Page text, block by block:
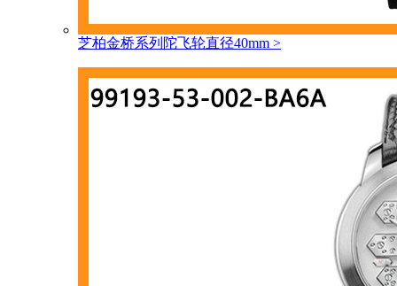
芝柏金桥系列陀飞轮直径40mm >